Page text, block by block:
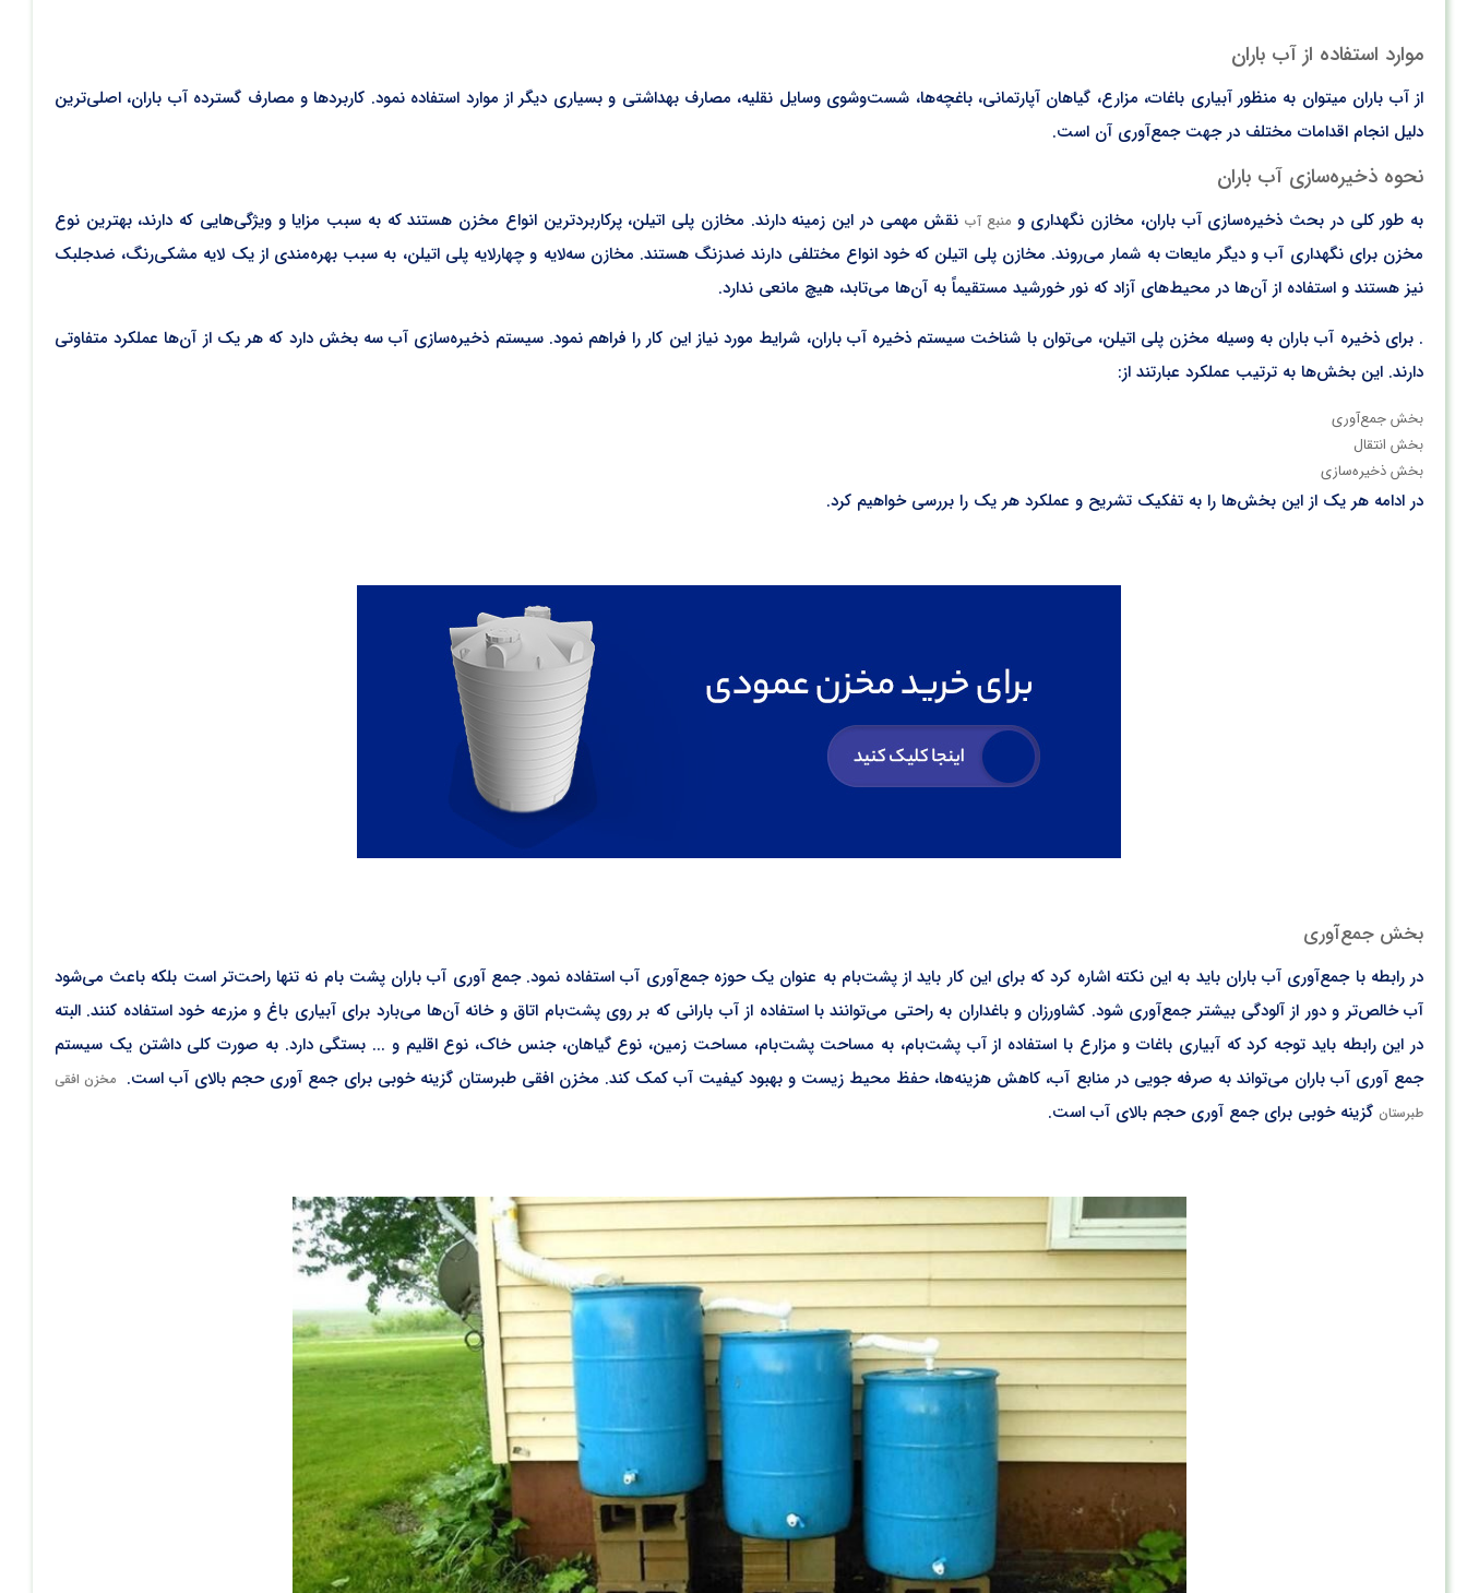
موارد استفاده از آب باران
از آب باران میتوان به منظور آبیاری باغات، مزارع، گیاهان آپارتمانی، باغچه‌ها، شست‌وشوی وسایل نقلیه، مصارف بهداشتی و بسیاری دیگر از موارد استفاده نمود. کاربردها و مصارف گسترده آب باران، اصلی‌ترین
دلیل انجام اقدامات مختلف در جهت جمع‌آوری آن است.
نحوه ذخیره‌سازی آب باران
به طور کلی در بحث ذخیره‌سازی آب باران، مخازن نگهداری ومنبع آبنقش مهمی در این زمینه دارند. مخازن پلی اتیلن، پرکاربردترین انواع مخزن هستند که به سبب مزایا و ویژگی‌هایی که دارند، بهترین نوع
مخزن برای نگهداری آب و دیگر مایعات به شمار می‌روند. مخازن پلی اتیلن که خود انواع مختلفی دارند ضدزنگ هستند. مخازن سه‌لایه و چهارلایه پلی اتیلن، به سبب بهره‌مندی از یک لایه‌ مشکی‌رنگ، ضدجلبک
نیز هستند و استفاده از آن‌ها در محیط‌های آزاد که نور خورشید مستقیماً به آن‌ها می‌تابد، هیچ مانعی ندارد.
. برای ذخیره آب باران به وسیله مخزن پلی اتیلن، می‌توان با شناخت سیستم ذخیره آب باران، شرایط مورد نیاز این کار را فراهم نمود. سیستم ذخیره‌سازی آب سه بخش دارد که هر یک از آن‌ها عملکرد متفاوتی
دارند. این بخش‌ها به ترتیب عملکرد عبارتند از:
بخش جمع‌آوری
بخش انتقال
بخش ذخیره‌سازی
در ادامه هر یک از این بخش‌ها را به تفکیک تشریح و عملکرد هر یک را بررسی خواهیم کرد.
بخش جمع‌آوری
در رابطه با جمع‌آوری آب باران باید به این نکته اشاره کرد که برای این کار باید از پشت‌بام به عنوان یک حوزه جمع‌آوری آب استفاده نمود. جمع آوری آب باران پشت بام نه تنها راحت‌تر است بلکه باعث می‌شود
آب خالص‌تر و دور از آلودگی بیشتر جمع‌آوری شود. کشاورزان و باغداران به راحتی می‌توانند با استفاده از آب بارانی که بر روی پشت‌بام اتاق و خانه آن‌ها می‌بارد برای آبیاری باغ و مزرعه خود استفاده کنند. البته
در این رابطه باید توجه کرد که آبیاری باغات و مزارع با استفاده از آب پشت‌بام، به مساحت پشت‌بام، مساحت زمین، نوع گیاهان، جنس خاک، نوع اقلیم و ... بستگی دارد. به صورت کلی داشتن یک سیستم
جمع آوری آب باران می‌تواند به صرفه جویی در منابع آب، کاهش هزینه‌ها، حفظ محیط زیست و بهبود کیفیت آب کمک کند. مخزن افقی طبرستان گزینه خوبی برای جمع آوری حجم بالای آب است. مخزن افقی
طبرستان گزینه خوبی برای جمع آوری حجم بالای آب است.